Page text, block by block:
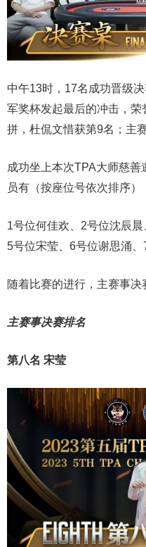
中午13时，17名成功晋级
军奖杯发起最后的冲击，
拼，杜侃文惜获第9名；主
成功坐上本次TPA大师慈
员有（按座位号依次排序）
1号位何佳欢、2号位沈辰晨
5号位宋莹、6号位谢思涌、
随着比赛的进行，主赛事决
主赛事决赛排名
第八名 宋莹